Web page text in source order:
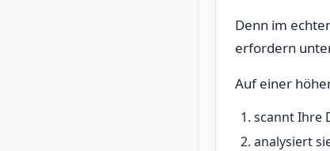
Denn im
erfordern
Auf einer
scannt Ihre
analysiert